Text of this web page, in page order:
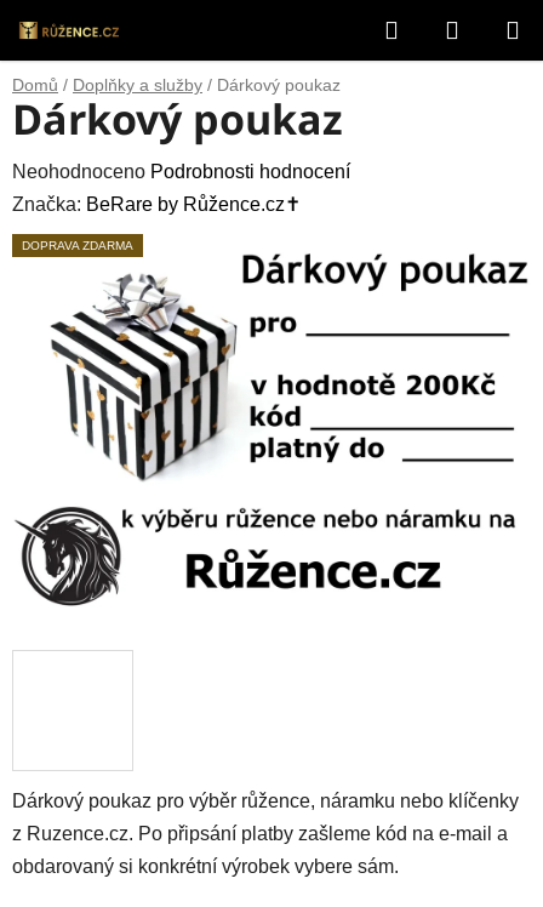
na
obsah
Hledat
KOŠÍK
Domů / Doplňky a služby / Dárkový poukaz
Dárkový poukaz pro výběr růžence, náramku nebo klíčenky
z Ruzence.cz. Po připsání platby zašleme kód na e-mail a
obdarovaný si konkrétní výrobek vybere sám.
Dárkový poukaz
Průměrné
hodnocení
produktu
hvězdiček.
Neohodnoceno Podrobnosti hodnocení
Značka: BeRare by Růžence.cz✝️
DOPRAVA ZDARMA